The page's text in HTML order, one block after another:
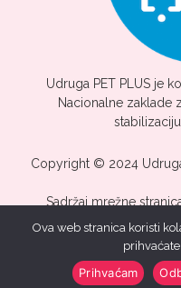
Udruga PET PLUS je
Nacionalne zaklade
Copyright © 2024
Sadržaj mrežne
Ova web stranica koristi
Prihvaćam